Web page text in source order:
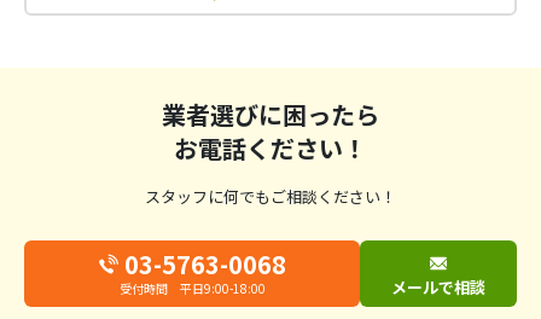
業者選びに困ったら
お電話ください！
スタッフに何でもご相談ください！
03-5763-0068
受付時間 平日9:00-18:00 メールで相談